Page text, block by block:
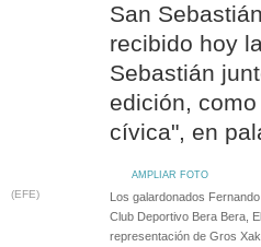
San
recibido hoy
Sebastián
edición,
cívica", en
AMPLIAR FOTO
(EFE)
Los galardonados
Club Deportivo Bera Bera,
representación de Gros